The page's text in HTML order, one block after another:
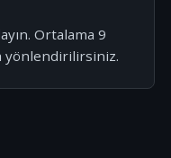
Ortalama 9
yönlendirilirsiniz.